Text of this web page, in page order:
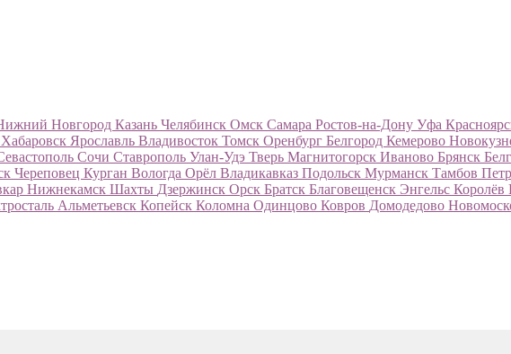
Новгород Казань Челябинск Омск Самара Ростов-на-Дону Уфа
Хабаровск Ярославль Владивосток Томск Оренбург Белгород Кемерово
Сочи Ставрополь Улан-Удэ Тверь Магнитогорск Иваново Брянск
Череповец Курган Вологда Орёл Владикавказ Подольск Мурманск Тамбов
Нижнекамск Шахты Дзержинск Орск Братск Благовещенск Энгельс Королёв
Альметьевск Копейск Коломна Одинцово Ковров Домодедово